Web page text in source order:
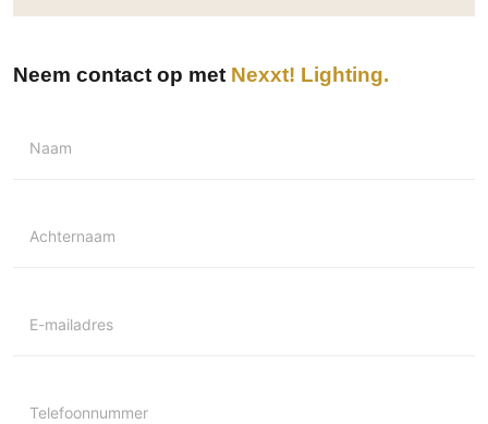
Neem contact op met Nexxt! Lighting
Naam
Achternaam
E-mailadres
Telefoonnummer